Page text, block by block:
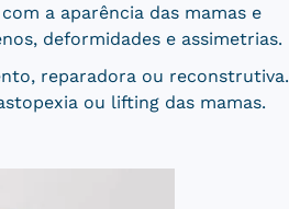
a aparência das mamas e
deformidades e assimetrias.
reparadora ou reconstrutiva.
ou lifting das mamas.